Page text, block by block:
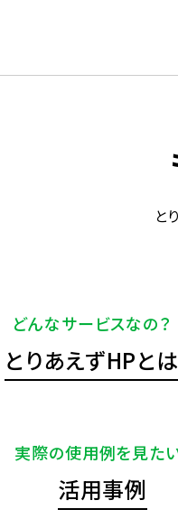
と
どんなサービスなの？
とりあえずHPとは
実際の使用例を見たい
活用事例